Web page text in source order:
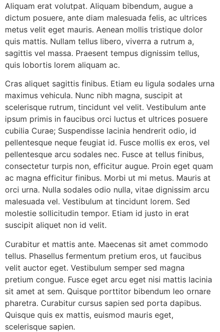
Aliquam erat volutpat. Aliquam bibendum, augue a
dictum posuere, ante diam malesuada felis, ac ultrices
metus velit eget mauris. Aenean mollis tristique dolor
quis mattis. Nullam tellus libero, viverra a rutrum a,
sagittis vel massa. Praesent tempus dignissim tellus,
quis lobortis lorem aliquam ac.
Cras aliquet sagittis finibus. Etiam eu ligula sodales urna
maximus vehicula. Nunc nibh magna, suscipit at
scelerisque rutrum, tincidunt vel velit. Vestibulum ante
ipsum primis in faucibus orci luctus et ultrices posuere
cubilia Curae; Suspendisse lacinia hendrerit odio, id
pellentesque neque feugiat id. Fusce mollis ex eros, vel
pellentesque arcu sodales nec. Fusce at tellus finibus,
consectetur turpis non, efficitur augue. Proin eget quam
ac magna efficitur finibus. Morbi ut mi metus. Mauris at
orci urna. Nulla sodales odio nulla, vitae dignissim arcu
malesuada vel. Vestibulum at tincidunt lorem. Sed
molestie sollicitudin tempor. Etiam id justo in erat
suscipit aliquet non id velit.
Curabitur et mattis ante. Maecenas sit amet commodo
tellus. Phasellus fermentum pretium eros, ut faucibus
velit auctor eget. Vestibulum semper sed magna
pretium congue. Fusce eget arcu eget nisi mattis lacinia
sit amet at sem. Quisque porttitor bibendum leo ornare
pharetra. Curabitur cursus sapien sed porta dapibus.
Quisque quis ex mattis, euismod mauris eget,
scelerisque sapien.